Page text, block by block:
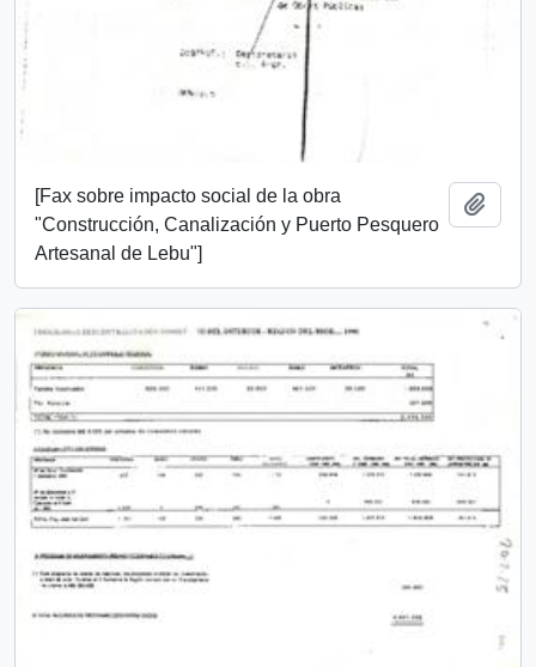
[Fax sobre impacto social de la obra
"Construcción, Canalización y Puerto Pesquero
Artesanal de Lebu"]